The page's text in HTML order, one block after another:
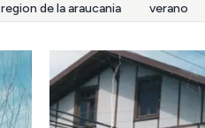
region de la araucania verano